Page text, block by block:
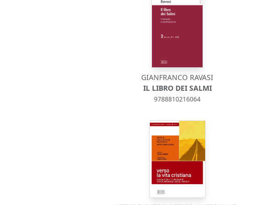
GIANFRANCO RAVASI
IL LIBRO DEI SALMI
9788810216064